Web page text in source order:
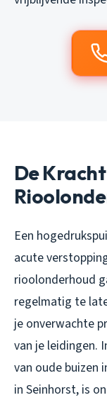
De
Een
acute
rioolonderhoud
regelmatig te
je onverwachte
van je leidingen.
van oude buizen
in Seinhorst, is